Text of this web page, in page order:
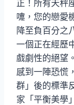
正！所有天秤
嚏，您的戀愛
降至負百分之
一個正在經歷
戲劇性的絕望
感到一陣恐慌
群」後的標準
家「平衡美學